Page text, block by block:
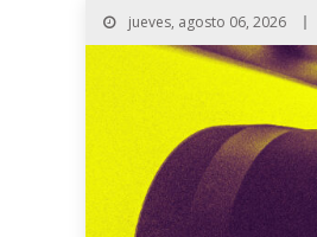
jueves, agosto 06, 2026